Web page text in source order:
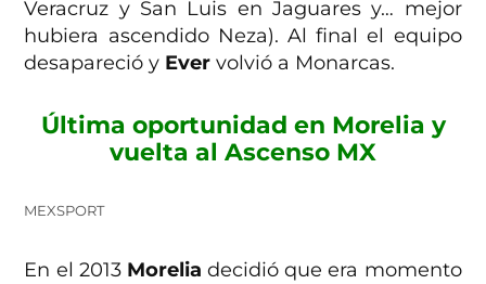
Veracruz y San Luis en Jaguares y… mejor
hubiera ascendido Neza). Al final el equipo
desapareció y Ever volvió a Monarcas.
Última oportunidad en Morelia y
vuelta al Ascenso MX
MEXSPORT
En el 2013 Morelia decidió que era momento